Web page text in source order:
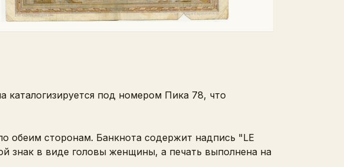
под номером Пика 78, что
обеим сторонам. Банкнота содержит надпись "LE
знак в виде головы женщины, а печать выполнена на